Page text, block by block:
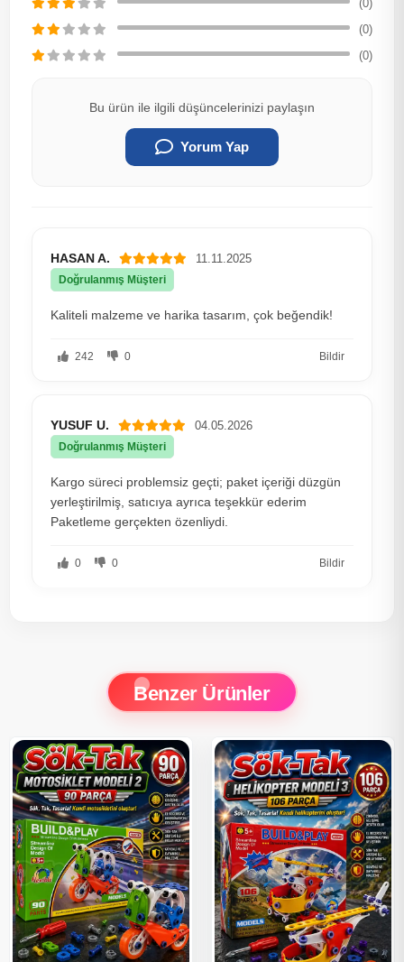
(0)
(0)
(0)
Bu ürün ile ilgili düşüncelerinizi paylaşın
Yorum Yap
HASAN A. 11.11.2025
Doğrulanmış Müşteri
Kaliteli malzeme ve harika tasarım, çok beğendik!
242 0 Bildir
YUSUF U. 04.05.2026
Doğrulanmış Müşteri
Kargo süreci problemsiz geçti; paket içeriği düzgün
yerleştirilmiş, satıcıya ayrıca teşekkür ederim
Paketleme gerçekten özenliydi.
0 0 Bildir
Benzer Ürünler